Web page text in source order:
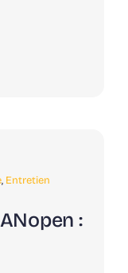
, Entretien
: